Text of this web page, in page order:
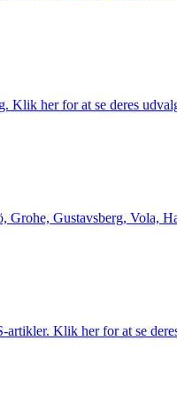
Klik her for at se deres
Gustavsberg, Vola,
Klik her for at se